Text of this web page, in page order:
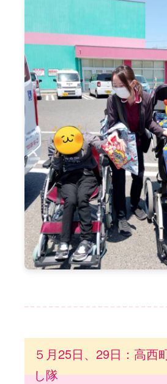
５月25日、29日：高西
し隊